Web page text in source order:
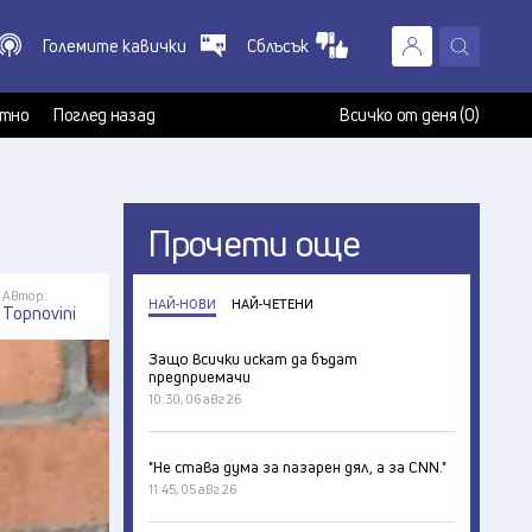
X
Големите кавички Сблъсък
Поглед назад Всичко от деня (0)
Автор:
Topnovini
Прочети още
НАЙ-НОВИ НАЙ-ЧЕТЕНИ
Защо всички искат да бъдат
предприемачи
10:30, 06 авг 26
"Не става дума за пазарен дял, а за CNN."
11:45, 05 авг 26